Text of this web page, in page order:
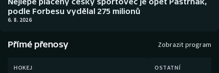
Box
Curling
podle Forbesu vydělal 275 milionů
6. 8. 2026
Přímé přenosy Zobrazit program
HOKEJ OSTATNÍ